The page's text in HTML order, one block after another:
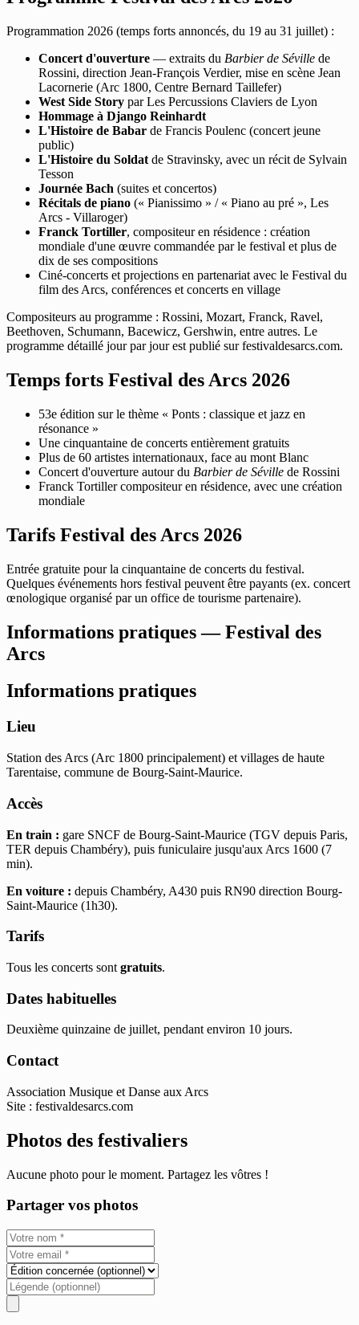
Programmation 2026 (temps forts annoncés, du 19 au 31 juillet) :
Concert d'ouverture — extraits du Barbier de Séville de
Rossini, direction Jean-François Verdier, mise en scène Jean
Lacornerie (Arc 1800, Centre Bernard Taillefer)
West Side Story par Les Percussions Claviers de Lyon
Hommage à Django Reinhardt
L'Histoire de Babar de Francis Poulenc (concert jeune
public)
L'Histoire du Soldat de Stravinsky, avec un récit de Sylvain
Tesson
Journée Bach (suites et concertos)
Récitals de piano (« Pianissimo » / « Piano au pré », Les
Arcs - Villaroger)
Franck Tortiller, compositeur en résidence : création
mondiale d'une œuvre commandée par le festival et plus de
dix de ses compositions
Ciné-concerts et projections en partenariat avec le Festival du
film des Arcs, conférences et concerts en village
Compositeurs au programme : Rossini, Mozart, Franck, Ravel,
Beethoven, Schumann, Bacewicz, Gershwin, entre autres. Le
programme détaillé jour par jour est publié sur festivaldesarcs.com.
Temps forts Festival des Arcs 2026
53e édition sur le thème « Ponts : classique et jazz en
résonance »
Une cinquantaine de concerts entièrement gratuits
Plus de 60 artistes internationaux, face au mont Blanc
Concert d'ouverture autour du Barbier de Séville de Rossini
Franck Tortiller compositeur en résidence, avec une création
mondiale
Tarifs Festival des Arcs 2026
Entrée gratuite pour la cinquantaine de concerts du festival.
Quelques événements hors festival peuvent être payants (ex. concert
œnologique organisé par un office de tourisme partenaire).
Informations pratiques — Festival des
Arcs
Informations pratiques
Lieu
Station des Arcs (Arc 1800 principalement) et villages de haute
Tarentaise, commune de Bourg-Saint-Maurice.
Accès
En train : gare SNCF de Bourg-Saint-Maurice (TGV depuis Paris,
TER depuis Chambéry), puis funiculaire jusqu'aux Arcs 1600 (7
min).
En voiture : depuis Chambéry, A430 puis RN90 direction Bourg-
Saint-Maurice (1h30).
Tarifs
Tous les concerts sont gratuits.
Dates habituelles
Deuxième quinzaine de juillet, pendant environ 10 jours.
Contact
Association Musique et Danse aux Arcs
Site : festivaldesarcs.com
Photos des festivaliers
Aucune photo pour le moment. Partagez les vôtres !
Partager vos photos